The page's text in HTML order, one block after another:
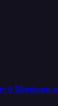
5 Manieren